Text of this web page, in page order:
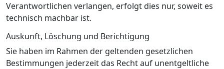
Verantwortlichen verlangen, erfolgt dies nur, soweit es
technisch machbar ist.
Auskunft, Löschung und Berichtigung
Sie haben im Rahmen der geltenden gesetzlichen
Bestimmungen jederzeit das Recht auf unentgeltliche